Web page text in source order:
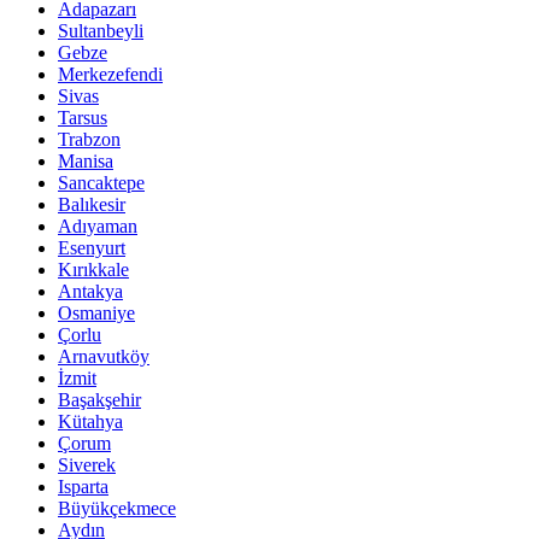
Adapazarı
Sultanbeyli
Gebze
Merkezefendi
Sivas
Tarsus
Trabzon
Manisa
Sancaktepe
Balıkesir
Adıyaman
Esenyurt
Kırıkkale
Antakya
Osmaniye
Çorlu
Arnavutköy
İzmit
Başakşehir
Kütahya
Çorum
Siverek
Isparta
Büyükçekmece
Aydın